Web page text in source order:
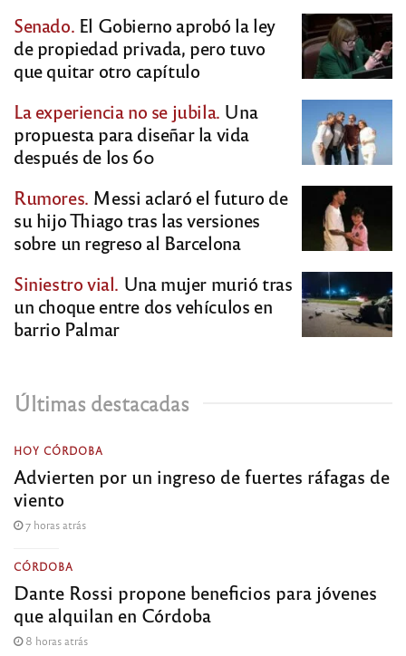
Senado. El Gobierno aprobó la ley
de propiedad privada, pero tuvo
que quitar otro capítulo
La experiencia no se jubila. Una
propuesta para diseñar la vida
después de los 60
Rumores. Messi aclaró el futuro de
su hijo Thiago tras las versiones
sobre un regreso al Barcelona
Siniestro vial. Una mujer murió tras
un choque entre dos vehículos en
barrio Palmar
Últimas destacadas
HOY CÓRDOBA
Advierten por un ingreso de fuertes ráfagas de
viento
7 horas atrás
CÓRDOBA
Dante Rossi propone beneficios para jóvenes
que alquilan en Córdoba
8 horas atrás